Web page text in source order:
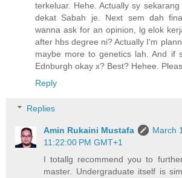
terkeluar. Hehe. Actually sy
dekat Sabah je. Next sem dah
wanna ask for an opinion, lg elok
after hbs degree ni? Actually I'm
maybe more to genetics lah. And if
Ednburgh okay x? Best? Hehee.
Reply
Replies
Amin Rukaini Mustafa
March
11:22:00 PM GMT+1
I totallg recommend you to
master. Undergraduate itself is